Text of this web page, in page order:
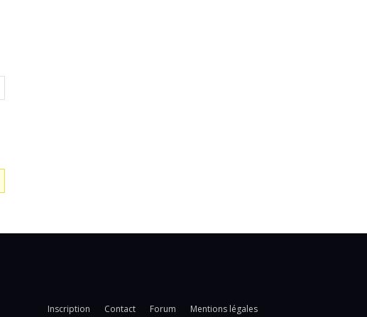
Inscription Contact Forum Mentions légales